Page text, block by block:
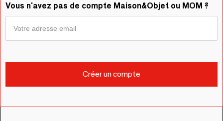
Vous n'avez pas de compte Maison&Objet ou MOM ?